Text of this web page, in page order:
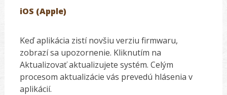
iOS (Apple)
Keď aplikácia zistí novšiu verziu firmwaru,
zobrazí sa upozornenie. Kliknutím na
Aktualizovať aktualizujete systém. Celým
procesom aktualizácie vás prevedú hlásenia v
aplikácií.